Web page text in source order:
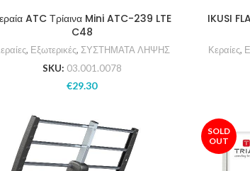
ATC Τρίαινα Mini ATC-239 LTE
C48
, Εξωτερικές, ΣΥΣΤΗΜΑΤΑ ΛΗΨΗΣ
SKU: 03.001.0078
€29.30
IKUSI
Κεραίες,
SOLD
OUT